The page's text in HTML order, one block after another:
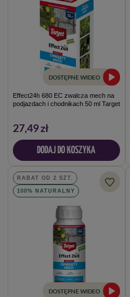
DOSTĘPNE WIDEO
Effect24h 680 EC zwalcza mech na
podjazdach i chodnikach 50 ml Target
27,49 zł
DODAJ DO KOSZYKA
RABAT OD 2 SZT.
100% NATURALNY
DOSTĘPNE WIDEO